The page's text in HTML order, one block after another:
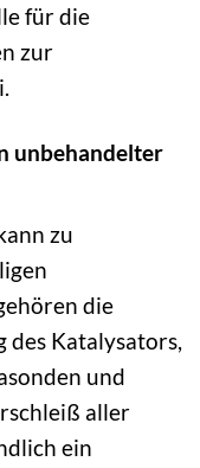
für die
zur
unbehandelter
zu
die
des Katalysators,
und
aller
ein